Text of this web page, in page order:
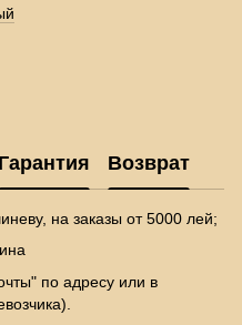
Гарантия Возврат
на заказы от 5000 лей;
по адресу или в